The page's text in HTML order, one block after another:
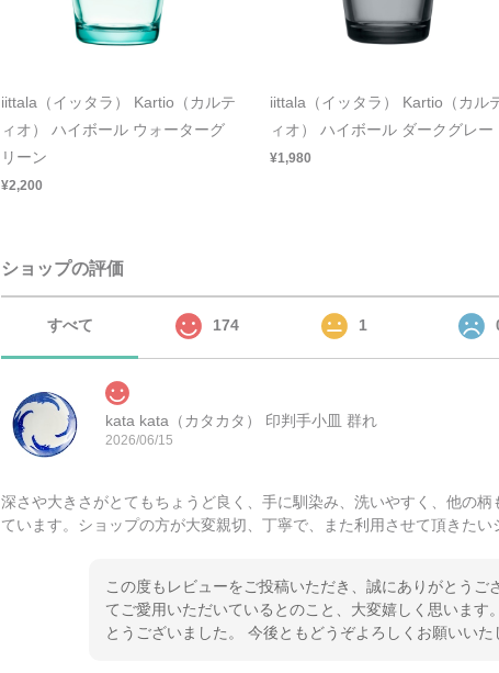
iittala（イッタラ） Kartio（カルテ
ィオ） ハイボール ウォーターグ
リーン
¥2,200
iittala（イッタラ） Kartio（カル
ィオ） ハイボール ダークグレー
¥1,980
ショップの評価
すべて 174 1
kata kata（カタカタ） 印判手小皿 群れ
2026/06/15
深さや大きさがとてもちょうど良く、手に馴染み、洗いやすく、他の
ています。ショップの方が大変親切、丁寧で、また利用させて頂きたい
この度もレビューをご投稿いただき、誠にありがとうご
てご愛用いただいているとのこと、大変嬉しく思います
とうございました。 今後ともどうぞよろしくお願いいた